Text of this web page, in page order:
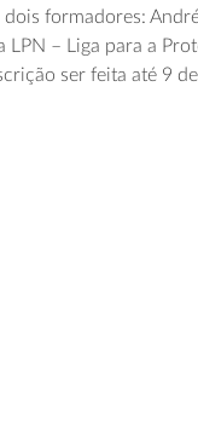
formadores:
– Liga para a
ser feita até 9